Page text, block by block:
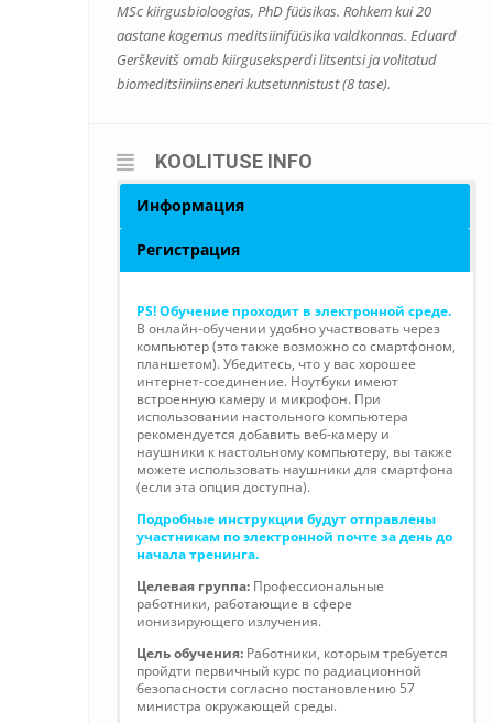
MSc kiirgusbioloogias, PhD füüsikas. Rohkem kui 20
aastane kogemus meditsiinifüüsika valdkonnas. Eduard
Gerškevitš omab kiirguseksperdi litsentsi ja volitatud
biomeditsiiniinseneri kutsetunnistust (8 tase).
KOOLITUSE INFO
Информация
Регистрация
PS! Обучение проходит в электронной среде.
В онлайн-обучении удобно участвовать через
компьютер (это также возможно со смартфоном,
планшетом). Убедитесь, что у вас хорошее
интернет-соединение. Ноутбуки имеют
встроенную камеру и микрофон. При
использовании настольного компьютера
рекомендуется добавить веб-камеру и
наушники к настольному компьютеру, вы также
можете использовать наушники для смартфона
(если эта опция доступна).
Подробные инструкции будут отправлены
участникам по электронной почте за день до
начала тренинга.
Целевая группа: Профессиональные
работники, работающие в сфере
ионизирующего излучения.
Цель обучения: Работники, которым требуется
пройдти первичный курс по радиационной
безопасности согласно постановлению 57
министра окружающей среды.